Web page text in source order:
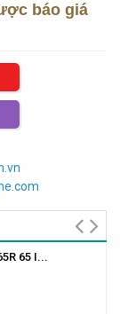
báo giá
65 I...